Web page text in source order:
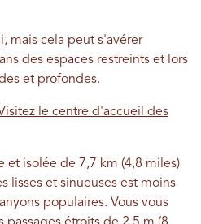
mais cela peut s'avérer
des espaces restreints et lors
et profondes.
le centre d'accueil des
et isolée de 7,7 km (4,8 miles)
lisses et sinueuses est moins
populaires. Vous vous